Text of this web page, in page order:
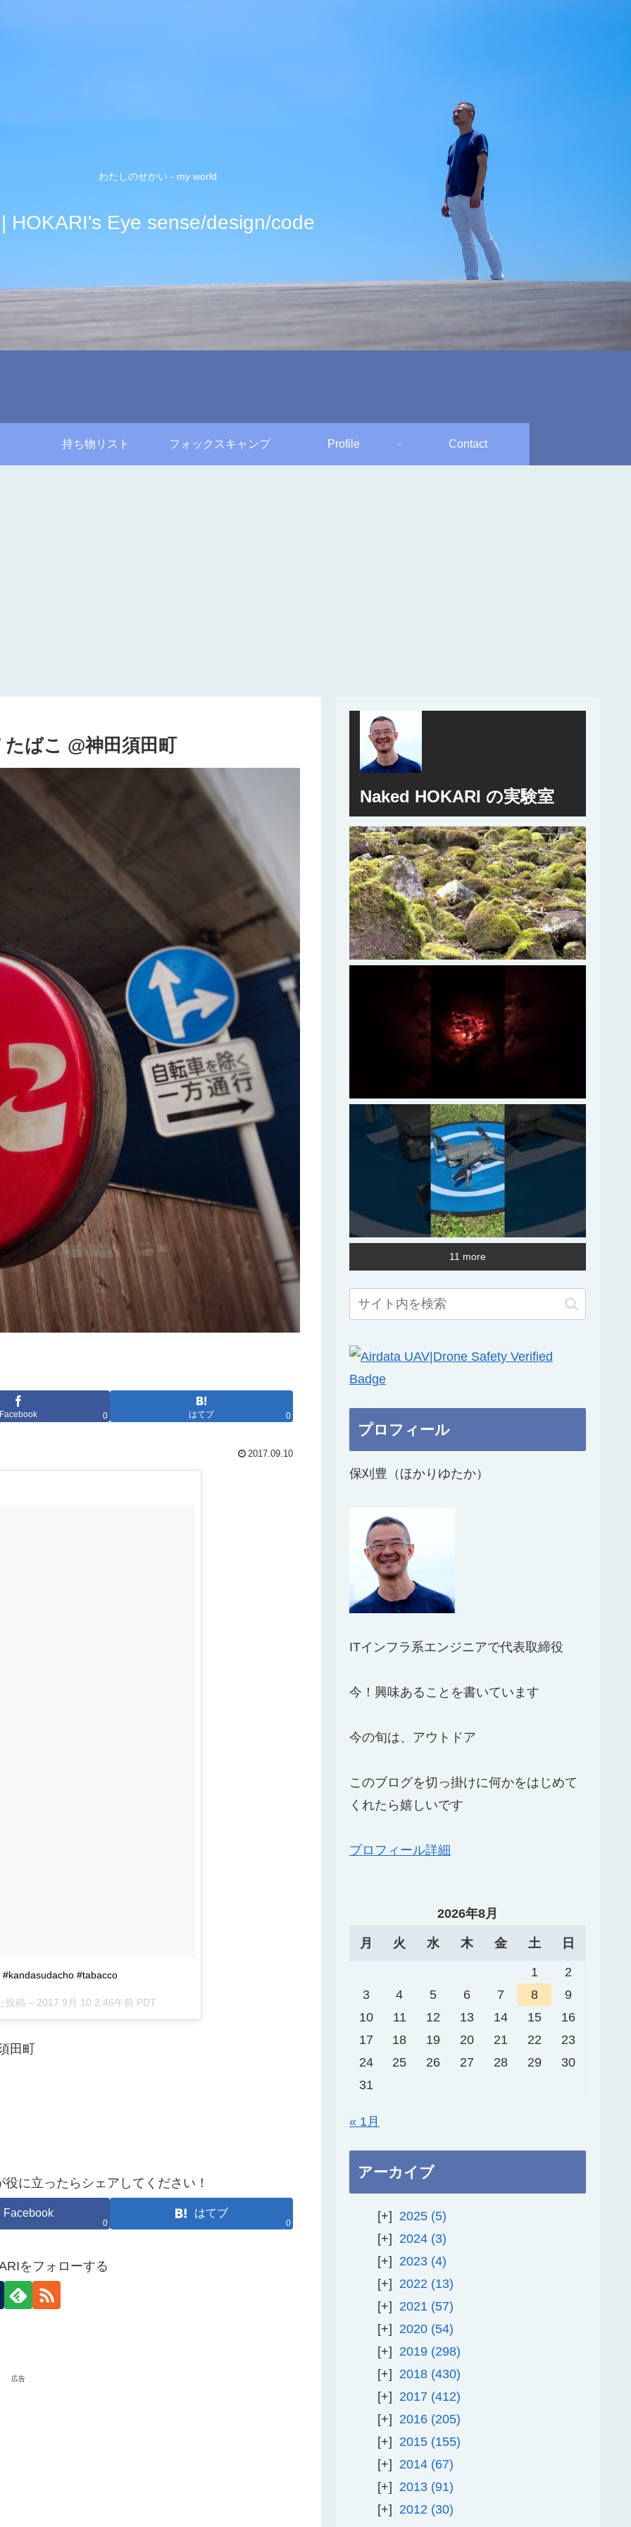
わたしのせかい - my world
| HOKARI's Eye sense/design/code
持ち物リスト フォックスキャンプ Profile Contact
ばこ @神田須田町
Facebook 0 はてブ 0
2017.09.10
#tabacco
投稿 – 2017 9月 10 2:46午前 PDT
田町
に立ったらシェアしてください！
Facebook
0
はてブ
0
をフォローする
広告
Naked HOKARI の実験室
11 more
プロフィール
保刈豊（ほかりゆたか）
ITインフラ系エンジニアで代表取締役
今！興味あることを書いています
今の旬は、アウトドア
このブログを切っ掛けに何かをはじめて
くれたら嬉しいです
プロフィール詳細
2026年8月
月 火 水 木 金 土 日
1
2
3
4 5 6 7 8
9
10
11 12 13 14 15
16
17
18 19 20 21 22
23
24
25 26 27 28 29
30
31
« 1月
アーカイブ
2025 5
2024 3
2023 4
2022
13
2021
57
2020 54
2019 298
2018 430
2017 412
2016 205
2015 155
2014 67
2013 91
2012
30